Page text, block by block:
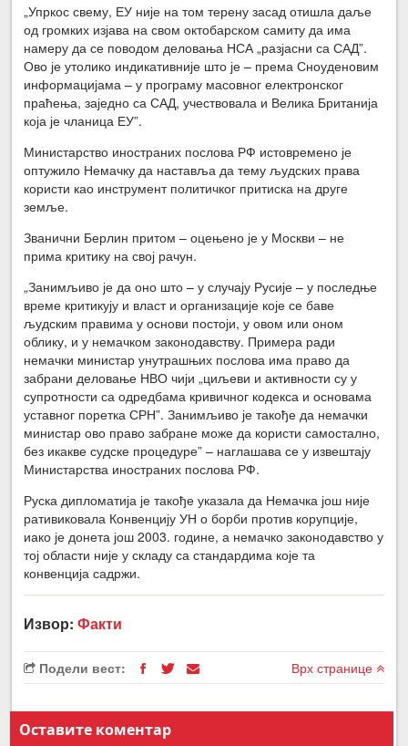
„Упркос свему, ЕУ није на том терену засад отишла даље
од громких изјава на свом октобарском самиту да има
намеру да се поводом деловања НСА „разјасни са САД”.
Ово је утолико индикативније што је – према Сноуденовим
информацијама – у програму масовног електронског
праћења, заједно са САД, учествовала и Велика Британија
која је чланица ЕУ”.
Министарство иностраних послова РФ истовремено је
оптужило Немачку да наставља да тему људских права
користи као инструмент политичког притиска на друге
земље.
Званични Берлин притом – оцењено је у Москви – не
прима критику на свој рачун.
„Занимљиво је да оно што – у случају Русије – у последње
време критикују и власт и организације које се баве
људским правима у основи постоји, у овом или оном
облику, и у немачком законодавству. Примера ради
немачки министар унутрашњих послова има право да
забрани деловање НВО чији „циљеви и активности су у
супротности са одредбама кривичног кодекса и основама
уставног поретка СРН”. Занимљиво је такође да немачки
министар ово право забране може да користи самостално,
без икакве судске процедуре” – наглашава се у извештају
Министарства иностраних послова РФ.
Руска дипломатија је такође указала да Немачка још није
ративиковала Конвенцију УН о борби против корупције,
иако је донета још 2003. године, а немачко законодавство у
тој области није у складу са стандардима које та
конвенција садржи.
Извор:Факти
Подели вест: Врх странице
Оставите коментар